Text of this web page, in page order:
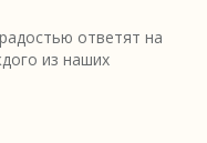
ответят на
из наших